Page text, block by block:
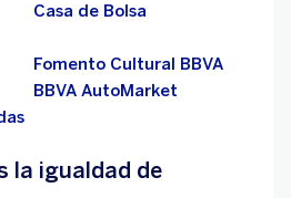
Casa de Bolsa
Fomento Cultural BBVA
BBVA AutoMarket
la igualdad de